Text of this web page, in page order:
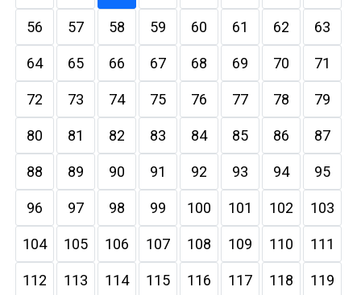
56 57 58 59 60 61 62 63
64 65 66 67 68 69 70 71
72 73 74 75 76 77 78 79
80 81 82 83 84 85 86 87
88 89 90 91 92 93 94 95
96 97 98 99 100 101 102 103
104 105 106 107 108 109 110 111
112 113 114 115 116 117 118 119